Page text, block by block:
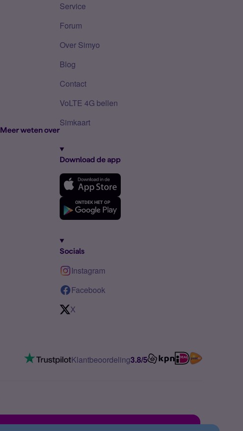
Meer weten over
Service
Forum
Over Simyo
Blog
Contact
VoLTE 4G bellen
Simkaart
Download de app
Socials
Instagram
Facebook
X
Klantbeoordeling3.8/5